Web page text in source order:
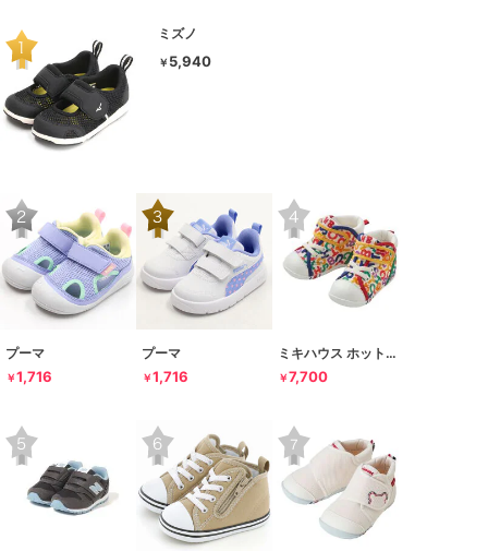
ミズノ
￥ 5,940
プーマ
￥1,716
プーマ
￥1,716
ミキハウス ホットビスケッツ
￥7,700